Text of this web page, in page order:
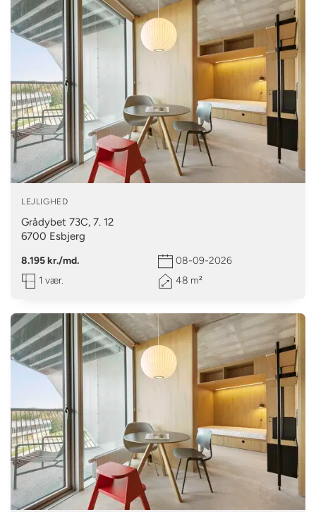
LEJLIGHED
Grådybet 73C, 7. 12
6700 Esbjerg
8.195 kr./md.
08-09-2026
1 vær.
48 m²